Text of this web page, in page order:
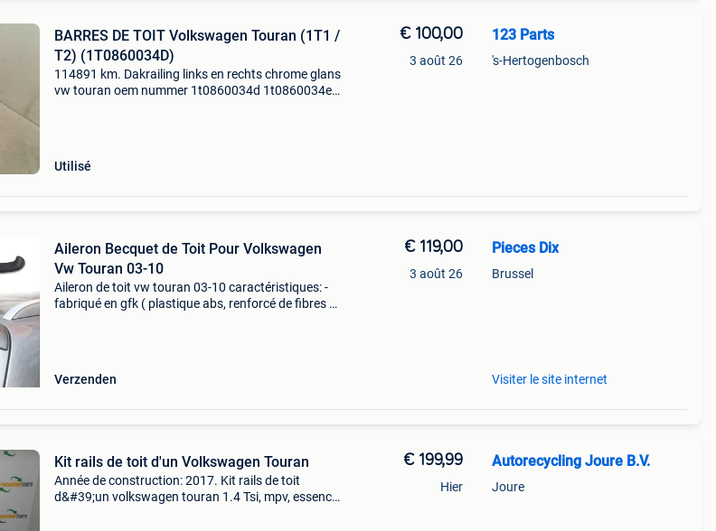
BARRES DE TOIT Volkswagen Touran (1T1 /
T2) (1T0860034D)
114891 km. Dakrailing links en rechts chrome glans
vw touran oem nummer 1t0860034d 1t0860034e
Utilisé
€ 100,00
3 août 26
123 Parts
's-Hertogenbosch
Aileron Becquet de Toit Pour Volkswagen
Vw Touran 03-10
Aileron de toit vw touran 03-10 caractéristiques: -
fabriqué en gfk ( plastique abs, renforcé de fibres à
Verzenden
€ 119,00
3 août 26
Pieces Dix
Brussel
Visiter le site internet
Kit rails de toit d'un Volkswagen Touran
Année de construction: 2017. Kit rails de toit
d&#39;un volkswagen touran 1.4 Tsi, mpv, essence,
€ 199,99
Hier
Autorecycling Joure B.V.
Joure